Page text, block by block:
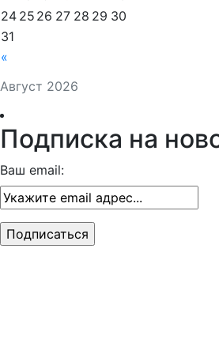
Август 2026
«
24 25 26 27 28 29 30
31
Подписка на
Ваш email: